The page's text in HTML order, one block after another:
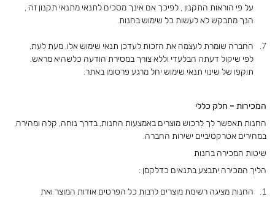
על פי הוראות התקנון , לפיכך אם אינך מסכים לתנאי מתנאי תקנון זה ,
הנך מתבקש לא לעשות כל שימוש בחנות.
החברה שומרת לעצמה את הזכות לעדכן תנאי שימוש אלו, מעת לעת,
לפי שיקול דעתה הבלעדי וללא צורך במסירת הודעה כלשהיא מראש.
תוקפו של שינוי תנאי שימוש יחל מרגע פרסומו באתר.
המכירות – חלק כללי
החנות תאפשר לך לרכוש מוצרים באמצעות החנות, בדרך נוחה, קלה ומהירה,
במחירים אטרקטיביים ישירות החברה.
שיטות המכירה בחנות
הליך המכירה יתבצע בתנאים כדלקמן :
החנות מציגה רשימת מוצרים לרבות כל הפרטים אודות המוצר ואת